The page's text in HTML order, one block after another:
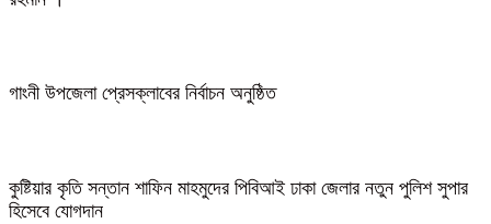
গাংনী উপজেলা প্রেসক্লাবের নির্বাচন অনুষ্ঠিত
কুষ্টিয়ার কৃতি সন্তান শাফিন মাহমুদের পিবিআই ঢাকা জেলার নতুন পুলিশ সুপার
হিসেবে যোগদান